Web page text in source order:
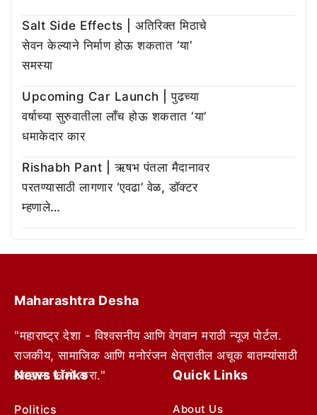
Salt Side Effects | अतिरिक्त मिठाचे
सेवन केल्याने निर्माण होऊ शकतात ‘या’
समस्या
Upcoming Car Launch | पुढच्या
वर्षाच्या सुरुवातीला लाँच होऊ शकतात ‘या’
धमाकेदार कार
Rishabh Pant | ऋषभ पंतला मैदानावर
परतण्यासाठी लागणार ‘एवढा’ वेळ, डॉक्टर
म्हणाले…
Maharashtra Desha
"महाराष्ट्र देशा - विश्वसनीय आणि वेगवान मराठी न्यूज पोर्टल.
राजकीय, सामाजिक आणि मनोरंजन क्षेत्रातील अचूक बातम्यांसाठी
आम्हाला फॉलो करा."
News Links
Politics
Quick Links
About Us